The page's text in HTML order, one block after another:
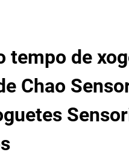
tempo de
Chao